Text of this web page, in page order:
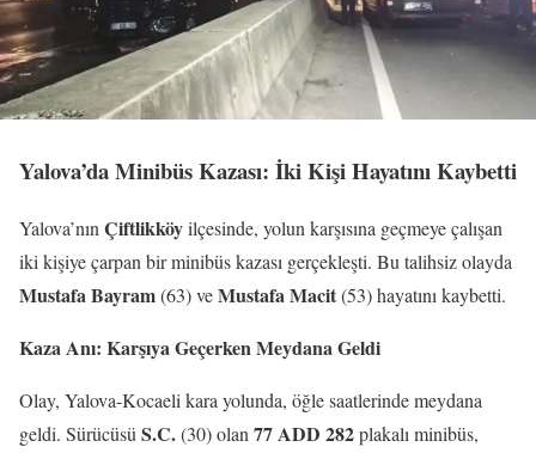
Yalova’da Minibüs Kazası: İki Kişi Hayatını Kaybetti
Yalova’nınÇiftlikköyilçesinde, yolun karşısına geçmeye çalışan
iki kişiye çarpan bir minibüs kazası gerçekleşti. Bu talihsiz olayda
Mustafa Bayram(63) veMustafa Macit(53) hayatını kaybetti.
Kaza Anı: Karşıya Geçerken Meydana Geldi
Olay, Yalova-Kocaeli kara yolunda, öğle saatlerinde meydana
geldi. SürücüsüS.C.(30) olan77 ADD 282plakalı minibüs,